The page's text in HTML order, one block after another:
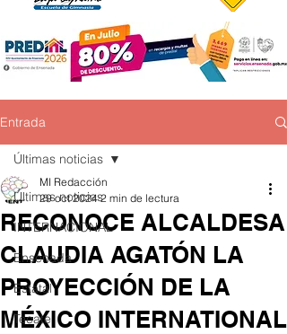
Entrada
Últimas noticias
INTERNACIONAL
Ensenada
Estatal
Tecate
Últimas noticias
RECONOCE ALCALDESA
CLAUDIA AGATÓN LA
PROYECCIÓN DE LA
MÉXICO INTERNATIONAL
MI Redacción
29 oct 2024 2 min de lectura